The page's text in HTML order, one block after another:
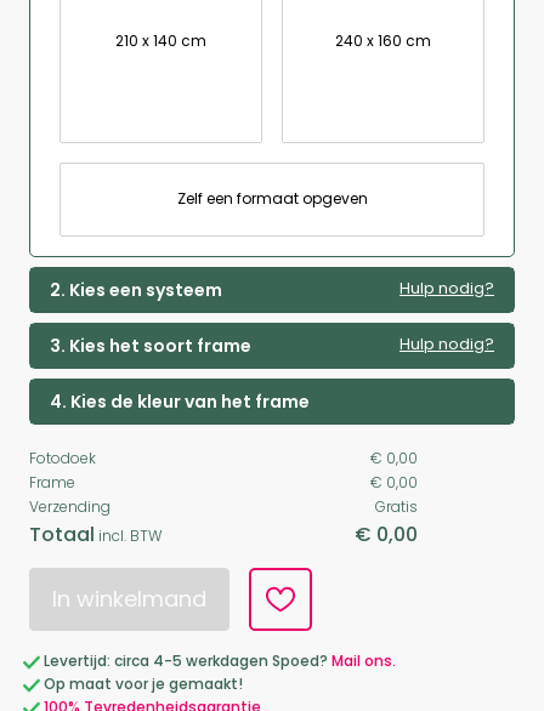
210 x 140 cm 240 x 160 cm
Zelf een formaat opgeven
2. Kies een systeem Hulp nodig?
3. Kies het soort frame Hulp nodig?
4. Kies de kleur van het frame
Fotodoek
€ 0,00
Frame
€ 0,00
Verzending
Gratis
Totaal incl. BTW € 0,00
In winkelmand
Levertijd: circa 4-5 werkdagen Spoed? Mail ons.
Op maat voor je gemaakt!
100% Tevredenheidsgarantie